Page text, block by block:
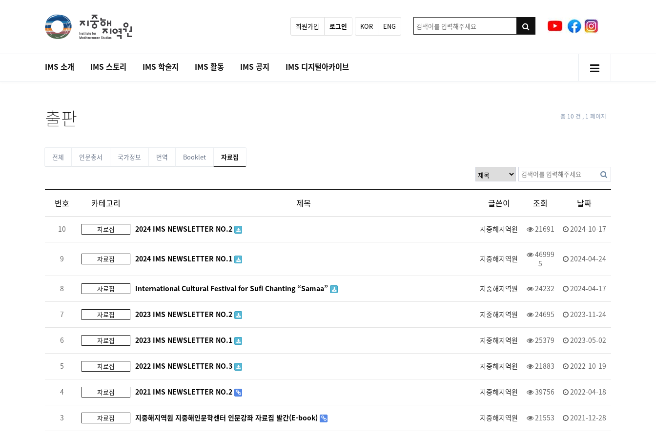
회원가입 로그인 KOR ENG
IMS 소개 IMS 스토리 IMS 학술지 IMS 활동 IMS 공지 IMS 디지털아카이브
출판 총 10 건 , 1 페이지
전체 인문총서 국가정보 번역 Booklet 자료집
번호 카테고리 제목 글쓴이 조회 날짜
10 자료집 2024 IMS NEWSLETTER NO.2 지중해지역원 21691 2024-10-17
9 자료집 2024 IMS NEWSLETTER NO.1 지중해지역원
46999
5
2024-04-24
8 자료집 International Cultural Festival for Sufi Chanting “Samaa” 지중해지역원 24232 2024-04-17
7 자료집 2023 IMS NEWSLETTER NO.2 지중해지역원 24695 2023-11-24
6 자료집 2023 IMS NEWSLETTER NO.1 지중해지역원 25379 2023-05-02
5 자료집 2022 IMS NEWSLETTER NO.3 지중해지역원 21883 2022-10-19
4 자료집 2021 IMS NEWSLETTER NO.2 지중해지역원 39756 2022-04-18
3 자료집 지중해지역원 지중해인문학센터 인문강좌 자료집 발간(E-book) 지중해지역원 21553 2021-12-28